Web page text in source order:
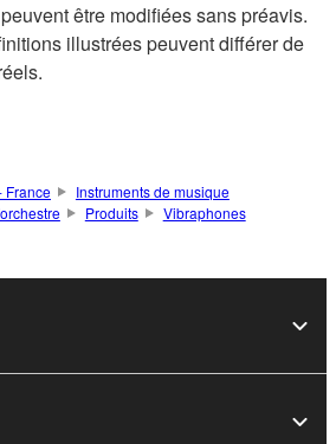
être modifiées sans préavis.
illustrées peuvent différer de
France
Instruments de musique
Produits
Vibraphones